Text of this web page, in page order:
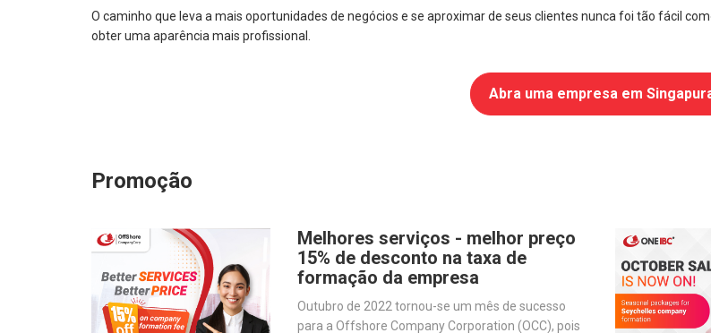
O caminho que leva a mais oportunidades de negócios e se aproximar de seus clientes nunca foi tão fácil
obter uma aparência mais profissional.
Abra uma empresa em
Promoção
Melhores serviços - melhor preço
15% de desconto na taxa de
formação da empresa
Outubro de 2022 tornou-se um mês de sucesso
para a Offshore Company Corporation (OCC), pois